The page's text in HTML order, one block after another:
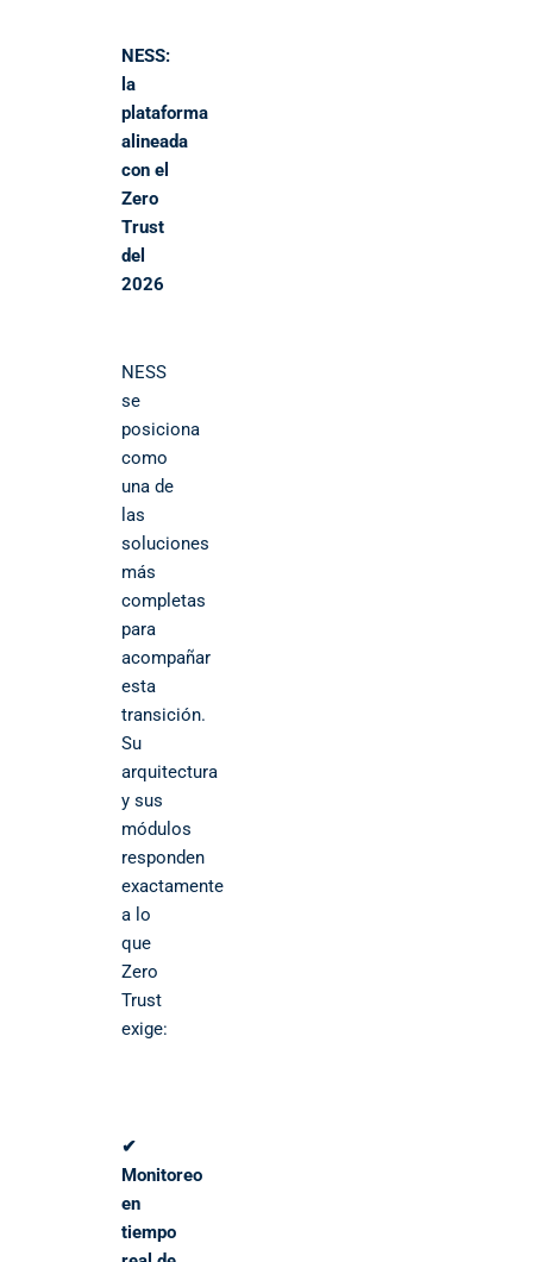
NESS:
la
plataforma
alineada
con el
Zero
Trust
del
2026
NESS
se
posiciona
como
una de
las
soluciones
más
completas
para
acompañar
esta
transición.
Su
arquitectura
y sus
módulos
responden
exactamente
a lo
que
Zero
Trust
exige:
✔
Monitoreo
en
tiempo